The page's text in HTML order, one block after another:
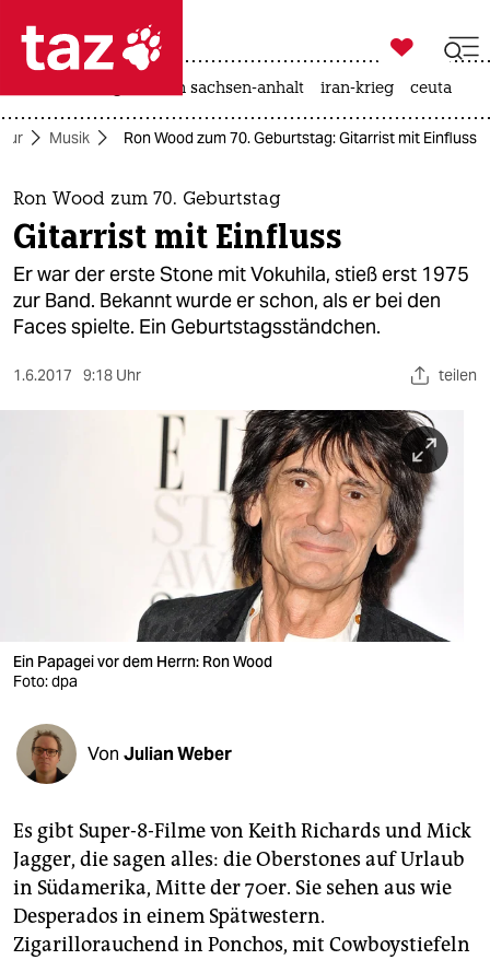
 taz zahl ich
taz zahl ich
themen
politik
öko
gesellschaft
verlag
veranstaltungen
shop
unterstützen
abo
genossenschaft

taz zahl ich
landtagswahl in sachsen-anhalt iran-krieg ceuta
Musik Ron Wood zum 70. Geburtstag: Gitarrist mit Einfluss
Ron Wood zum 70. Geburtstag
Gitarrist mit Einfluss
Er war der erste Stone mit Vokuhila, stieß erst 1975
zur Band. Bekannt wurde er schon, als er bei den
Faces spielte. Ein Geburtstagsständchen.
1.6.2017 9:18 Uhr teilen
Ein Papagei vor dem Herrn: Ron Wood
Foto: dpa
Von Julian Weber
Es gibt Super-8-Filme von Keith Richards und Mick
Jagger, die sagen alles: die Oberstones auf Urlaub
in Südamerika, Mitte der 70er. Sie sehen aus wie
Desperados in einem Spätwestern.
Zigarillorauchend in Ponchos, mit Cowboystiefeln